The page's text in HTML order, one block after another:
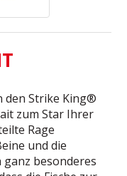
den Strike King®
zum Star Ihrer
Rage
und die
ganz besonderes